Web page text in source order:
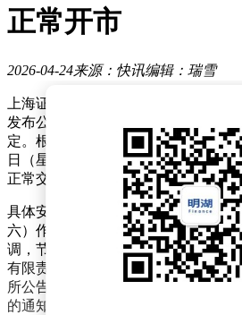
正常开市
2026-04-24来源：快讯编辑：瑞雪
上海证券交易所、深圳证券交易所
发布公告，就2026年劳动节期间证
定。根据三地交易所公告，2026年劳
日（星期五）至5月5日（星期二），
正常交易。
具体安排显示，除5月1日至5日连续
六）作为常规周末休市日亦不进行交
调，节假日期间的清算交收工作将严
有限责任公司的统一部署执行，确保
所公告依据《关于上海证券交易所
的通知》（上证公告〔2025〕45号